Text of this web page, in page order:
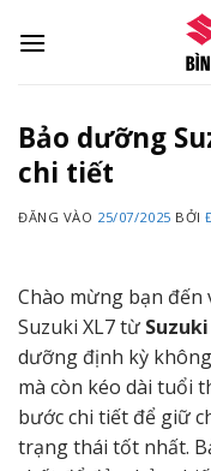
qua
Bảo dưỡng
chi tiết
ĐĂNG VÀO 25/07/2025 BỞI
Chào mừng bạn
Suzuki XL7 từ
dưỡng định kỳ
mà còn kéo dài tuổi
bước chi tiết để giữ
trạng thái tốt nhất.